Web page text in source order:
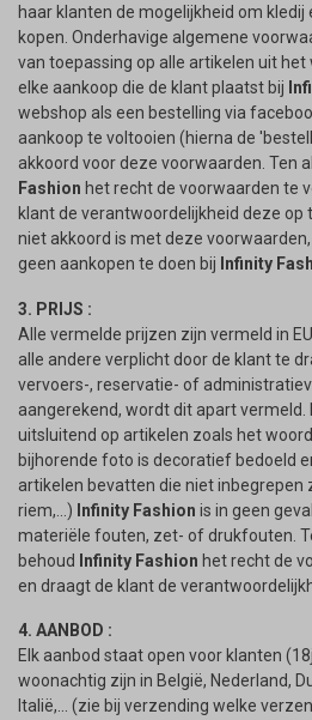
haar klanten de mogelijkheid om kledij
kopen. Onderhavige algemene
van toepassing op alle artikelen uit
elke aankoop die de klant plaatst bij
webshop als een bestelling via
aankoop te voltooien (hierna de
akkoord voor deze voorwaarden. Ten
Fashion het recht de voorwaarden te
klant de verantwoordelijkheid deze op
niet akkoord is met deze
geen aankopen te doen bij Infinity
3. PRIJS :
Alle vermelde prijzen zijn vermeld in
alle andere verplicht door de klant te
vervoers-, reservatie- of
aangerekend, wordt dit apart vermeld.
uitsluitend op artikelen zoals het
bijhorende foto is decoratief bedoeld
artikelen bevatten die niet inbegrepen
riem,...) Infinity Fashion is in geen
materiële fouten, zet- of drukfouten.
behoud Infinity Fashion het recht de
en draagt de klant de
4. AANBOD :
Elk aanbod staat open voor klanten
woonachtig zijn in België, Nederland,
Italië,... (zie bij verzending welke